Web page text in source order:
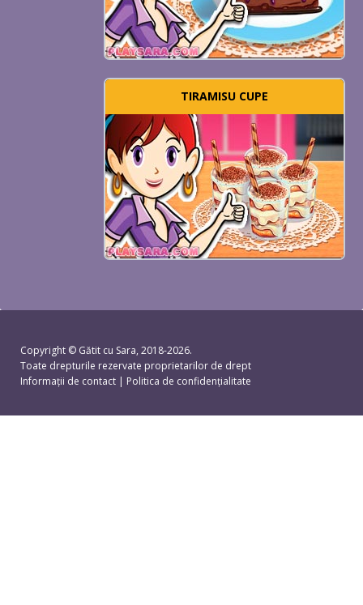
TIRAMISU CUPE
Copyright © Gătit cu Sara, 2018-2026.
Toate drepturile rezervate proprietarilor de drept
Informații de contact | Politica de confidențialitate